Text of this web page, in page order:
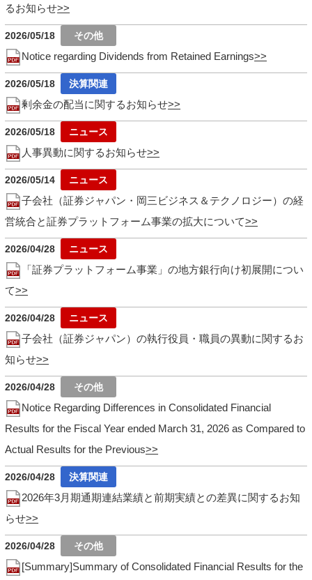
るお知らせ
2026/05/18
Notice regarding Dividends from Retained Earnings
2026/05/18
剰余金の配当に関するお知らせ
2026/05/18
人事異動に関するお知らせ
2026/05/14
子会社（証券ジャパン・岡三ビジネス＆テクノロジー）の経
営統合と証券プラットフォーム事業の拡大について
2026/04/28
「証券プラットフォーム事業」の地方銀行向け初展開につい
て
2026/04/28
子会社（証券ジャパン）の執行役員・職員の異動に関するお
知らせ
2026/04/28
Notice Regarding Differences in Consolidated Financial
Results for the Fiscal Year ended March 31, 2026 as Compared to
Actual Results for the Previous
2026/04/28
2026年3月期通期連結業績と前期実績との差異に関するお知
らせ
2026/04/28
[Summary]Summary of Consolidated Financial Results for the